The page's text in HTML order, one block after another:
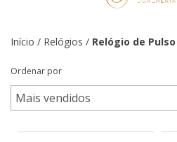
Início / Relógios / Relógio de Pulso
Ordenar por